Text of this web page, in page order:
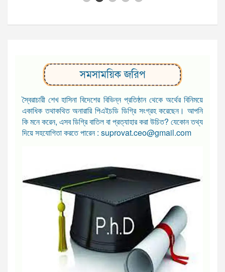
সমসাময়িক জরিপ
স্বৈরাচারী শেখ হাসিনা বিদেশের বিভিন্ন প্রতিষ্ঠান থেকে অর্থের বিনিময়ে
একাধিক তথাকথিত অনারারি পিএইচডি ডিগ্রি সংগ্রহ করেছেন। আপনি
কি মনে করেন, এসব ডিগ্রি বাতিল বা প্রত্যাহার করা উচিত? যেকোন তথ্য
দিয়ে সহযোগিতা করতে পারেন : suprovat.ceo@gmail.com